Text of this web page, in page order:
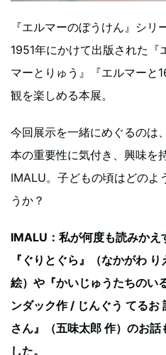
『エルマーのぼうけん』シ
1951年にかけて出版された
マーとりゅう』『エルマーと
観を楽しめる本展。
今回展示を一緒にめぐるのは
本の重要性に気付き、興味を
IMALU。子どもの頃はどのよ
うか？
IMALU：私が何度も読みかえ
『ぐりとぐら』（なかがわ
絵）や『かいじゅうたちのい
ンダック作 / じんぐう てるお
さん』（五味太郎 作）のお
した。